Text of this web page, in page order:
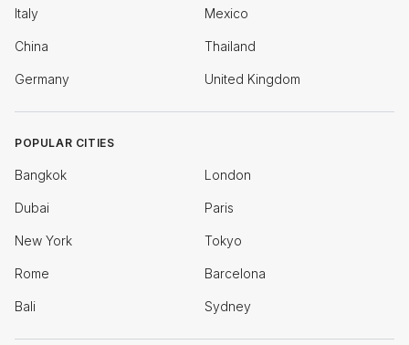
Italy Mexico
China Thailand
Germany United Kingdom
POPULAR CITIES
Bangkok London
Dubai Paris
New York Tokyo
Rome Barcelona
Bali Sydney